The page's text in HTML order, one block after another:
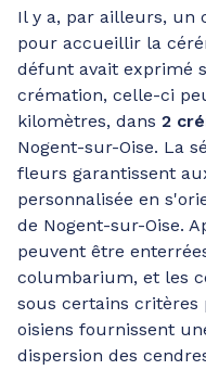
Il y a, par ailleurs, un
pour accueillir la
défunt avait exprimé
crémation, celle-ci
kilomètres, dans 2
Nogent-sur-Oise. La
fleurs garantissent
personnalisée en
de Nogent-sur-Oise.
peuvent être
columbarium, et les
sous certains critères
oisiens fournissent
dispersion des